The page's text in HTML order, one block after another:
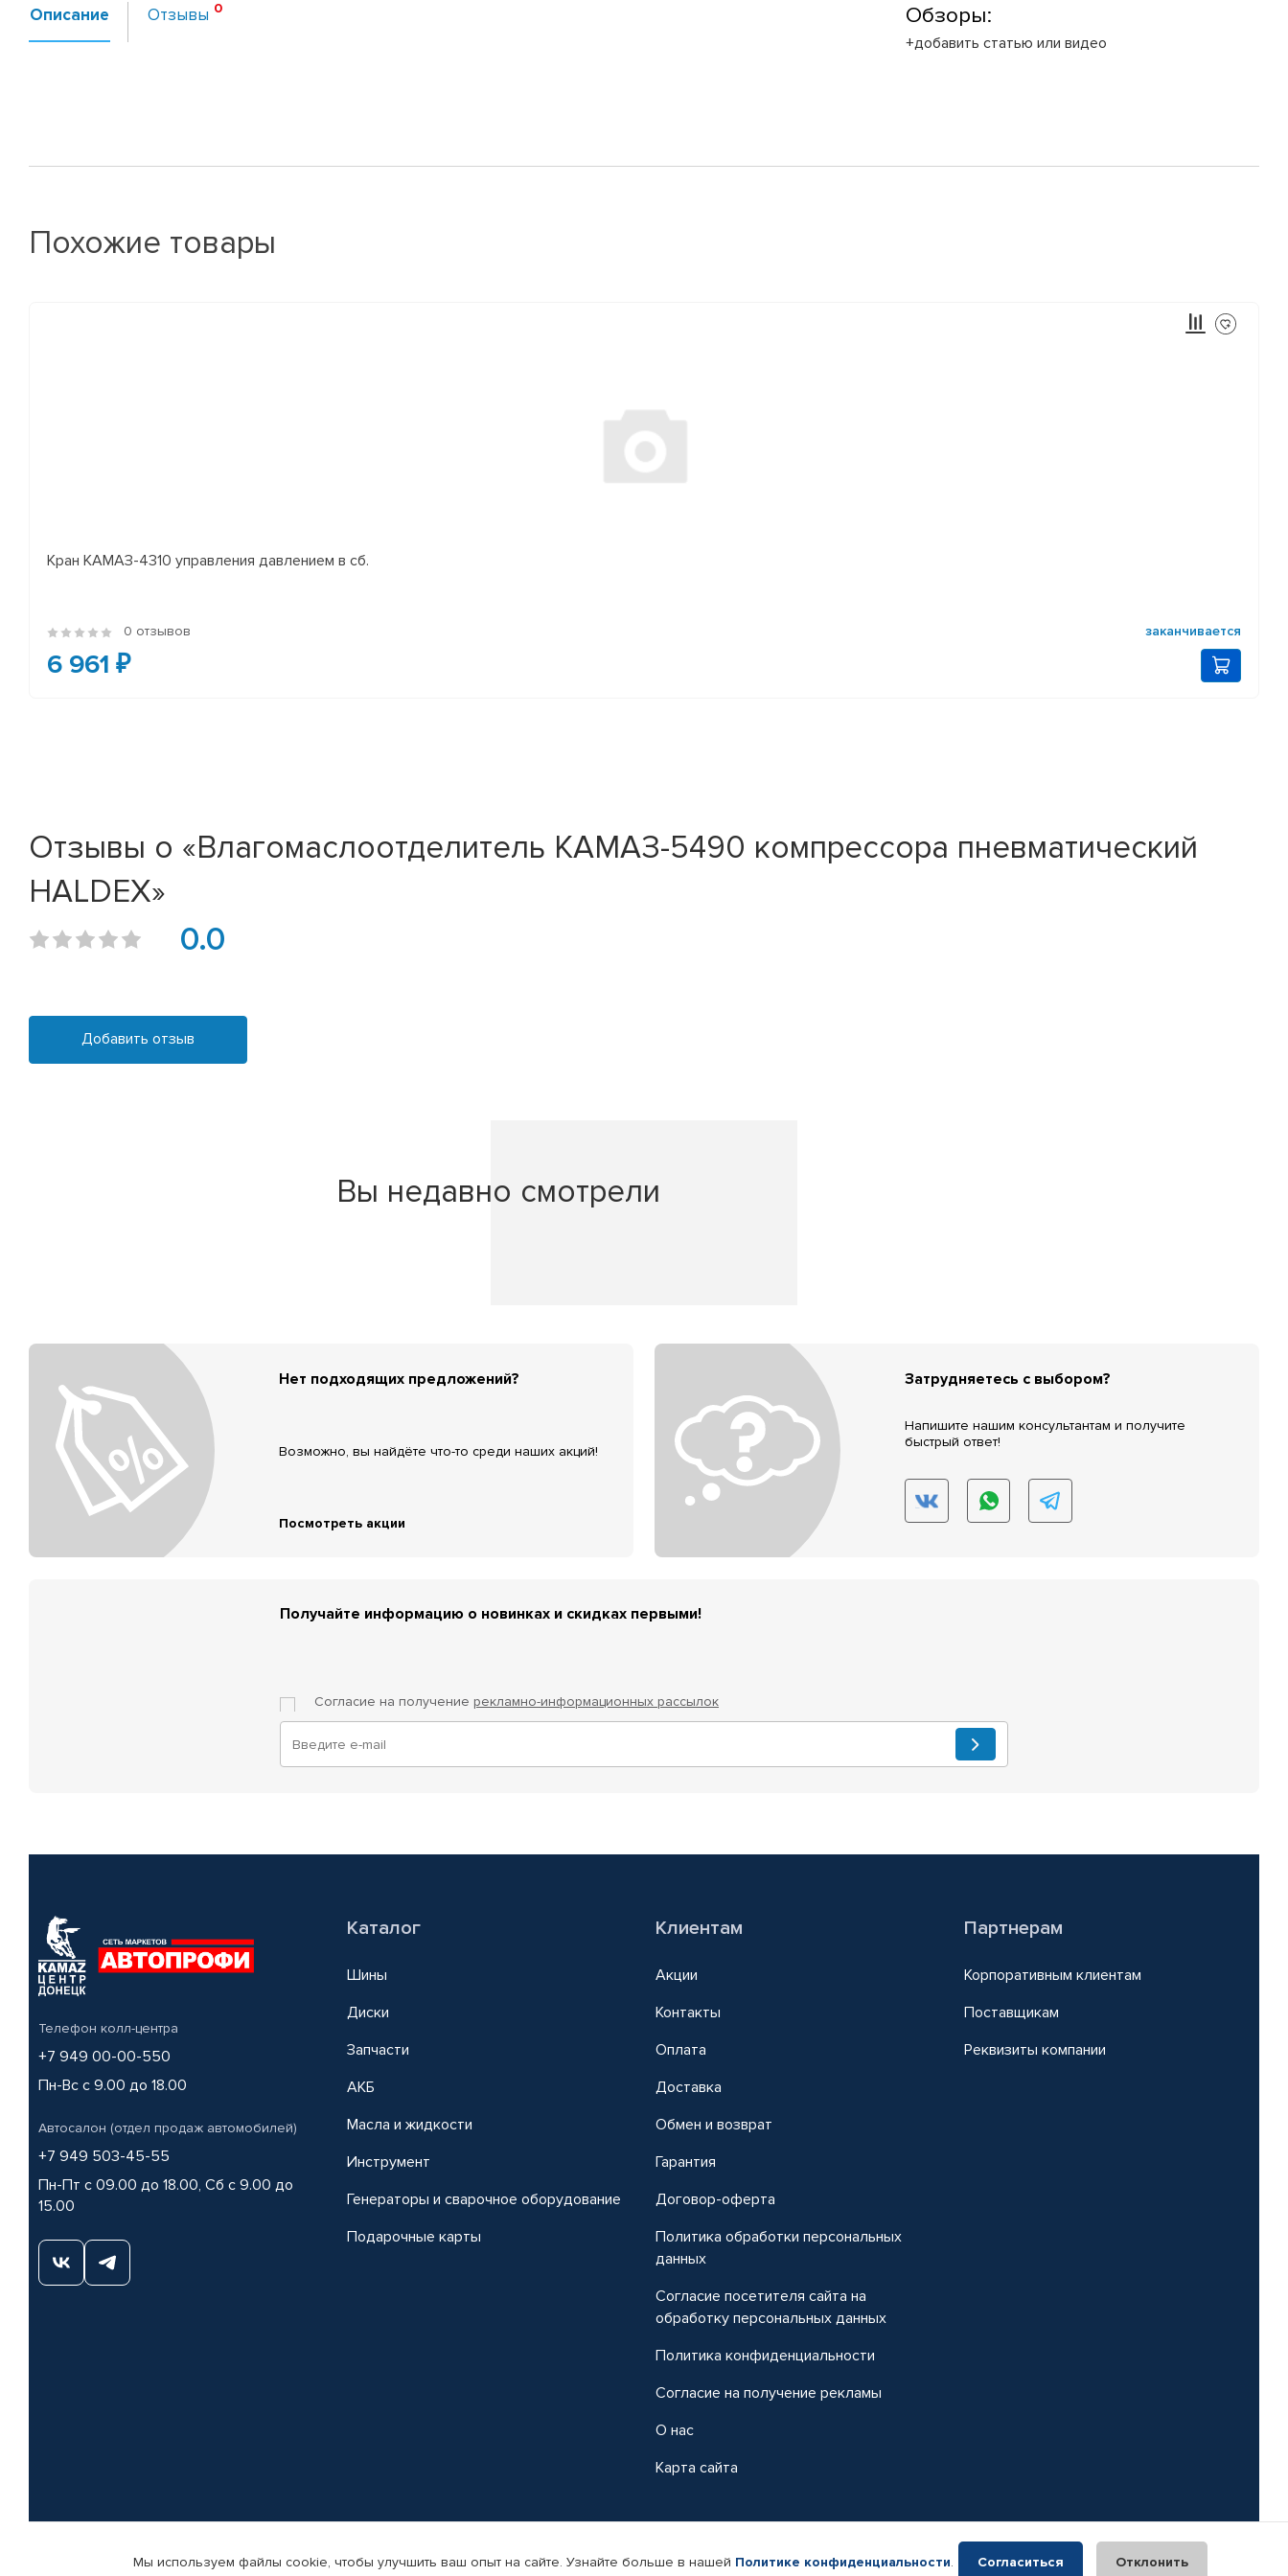
Описание Отзывы Обзоры:
+добавить статью или видео
Похожие товары
Кран КАМАЗ-4310 управления давлением в сб.
0 отзывов заканчивается
6 961 ₽
Отзывы о «Влагомаслоотделитель КАМАЗ-5490 компрессора пневматический
HALDEX»
0.0
Добавить отзыв
Вы недавно смотрели
Нет подходящих предложений?
Возможно, вы найдёте что-то среди наших акций!
Посмотреть акции
Затрудняетесь с выбором?
Напишите нашим консультантам и получите
быстрый ответ!
Получайте информацию о новинках и скидках первыми!
Согласие на получение рекламно-информационных рассылок
Телефон колл-центра
+7 949 00-00-550
Пн-Вс с 9.00 до 18.00
Автосалон (отдел продаж автомобилей)
+7 949 503-45-55
Пн-Пт с 09.00 до 18.00, Сб с 9.00 до
15.00
Каталог
Шины
Диски
Запчасти
АКБ
Масла и жидкости
Инструмент
Генераторы и сварочное оборудование
Подарочные карты
Клиентам
Акции
Контакты
Оплата
Доставка
Обмен и возврат
Гарантия
Договор-оферта
Политика обработки персональных
данных
Согласие посетителя сайта на
обработку персональных данных
Политика конфиденциальности
Согласие на получение рекламы
О нас
Карта сайта
Партнерам
Корпоративным клиентам
Поставщикам
Реквизиты компании
© КАМАЗ ЦЕНТР ДОНЕЦК, 2015-2026. Все права защищены. Интернет-магазин автомобильных товаров Автопрофи.
Мы используем файлы cookie, чтобы улучшить ваш опыт на сайте. Узнайте больше в нашей Политике конфиденциальности. Согласиться Отклонить